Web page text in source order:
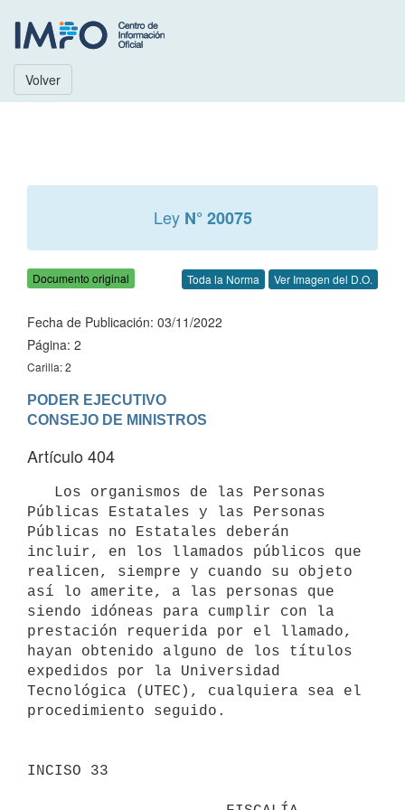
Volver
Ley N° 20075
Documento original Toda la Norma Ver Imagen del D.O.
Fecha de Publicación: 03/11/2022
Página: 2
Carilla: 2
PODER EJECUTIVO
Artículo 404
Públicas Estatales y las Personas
Públicas no Estatales deberán
incluir, en los llamados públicos que
realicen, siempre y cuando su objeto
así lo amerite, a las personas que
siendo idóneas para cumplir con la
prestación requerida por el llamado,
hayan obtenido alguno de los títulos
expedidos por la Universidad
Tecnológica (UTEC), cualquiera sea el
procedimiento seguido.
INCISO 33